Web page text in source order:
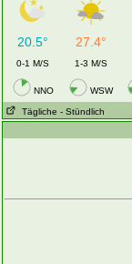
20.5° 27.4°
0-1 M/S 1-3 M/S
NNO WSW
Tägliche - Stündlich